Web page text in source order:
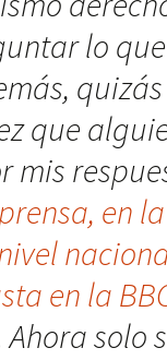
lo
que
mis
en
en la
Ahora solo